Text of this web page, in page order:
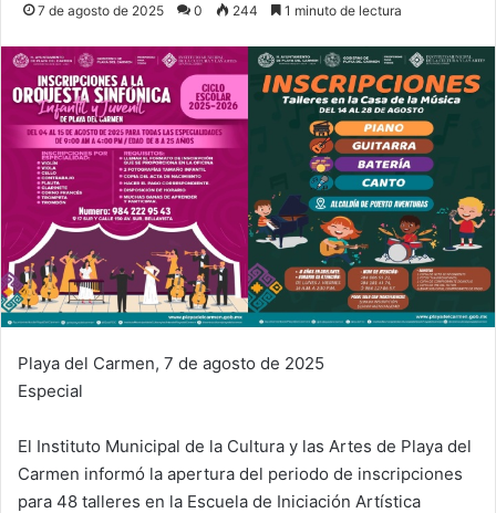
7 de agosto de 2025 0 244 1 minuto de lectura
Playa del Carmen, 7 de agosto de 2025
Especial
El Instituto Municipal de la Cultura y las Artes de Playa del
Carmen informó la apertura del periodo de inscripciones
para 48 talleres en la Escuela de Iniciación Artística